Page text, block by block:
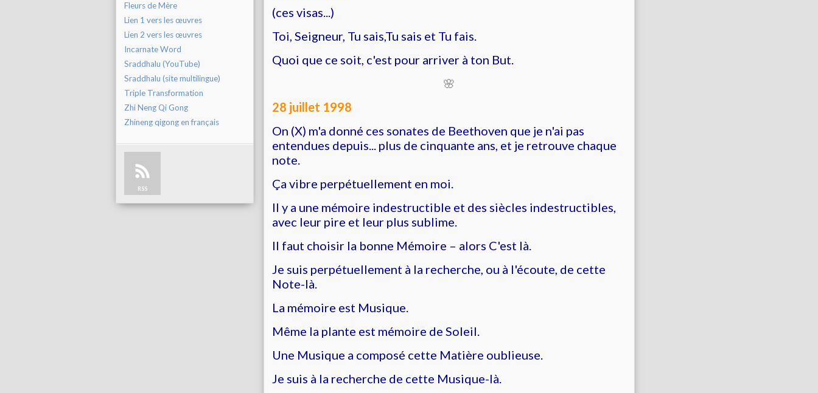
Fleurs de Mère
Lien 1 vers les œuvres
Lien 2 vers les œuvres
Incarnate Word
Sraddhalu (YouTube)
Sraddhalu (site multilingue)
Triple Transformation
Zhi Neng Qi Gong
Zhineng qigong en français
RSS
(ces visas...)
Toi, Seigneur, Tu sais,Tu sais et Tu fais.
Quoi que ce soit, c'est pour arriver à ton But.
🌸
28 juillet 1998
On (X) m'a donné ces sonates de Beethoven que je n'ai pas
entendues depuis... plus de cinquante ans, et je retrouve chaque
note.
Ça vibre perpétuellement en moi.
Il y a une mémoire indestructible et des siècles indestructibles,
avec leur pire et leur plus sublime.
Il faut choisir la bonne Mémoire – alors C'est là.
Je suis perpétuellement à la recherche, ou à l'écoute, de cette
Note-là.
La mémoire est Musique.
Même la plante est mémoire de Soleil.
Une Musique a composé cette Matière oublieuse.
Je suis à la recherche de cette Musique-là.